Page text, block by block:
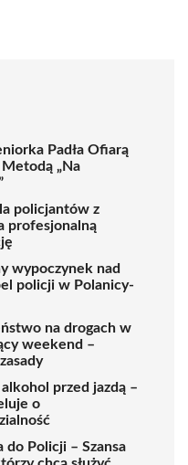
Padła Ofiarą
„Na
policjantów z
profesjonalną
wypoczynek nad
policji w Polanicy-
na drogach w
weekend –
przed jazdą –
o
do Policji – Szansa